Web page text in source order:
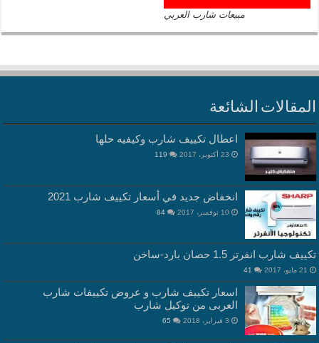
مبيعات شارب العربي
المقالات الشائعة
اعطال تكييف شارب وكيفيه حلها
23 أكتوبر، 2017 119
انخفاض جديد في أسعار تكييف شارب 2021
10 نوفمبر، 2017 84
تكييف شارب انفرتر 1.5 حصان بارد-ساخن
21 مايو، 2017 41
اسعار تكييف شارب و عروض تكييفات شارب
العربى من توكيل شارب
3 فبراير، 2018 65